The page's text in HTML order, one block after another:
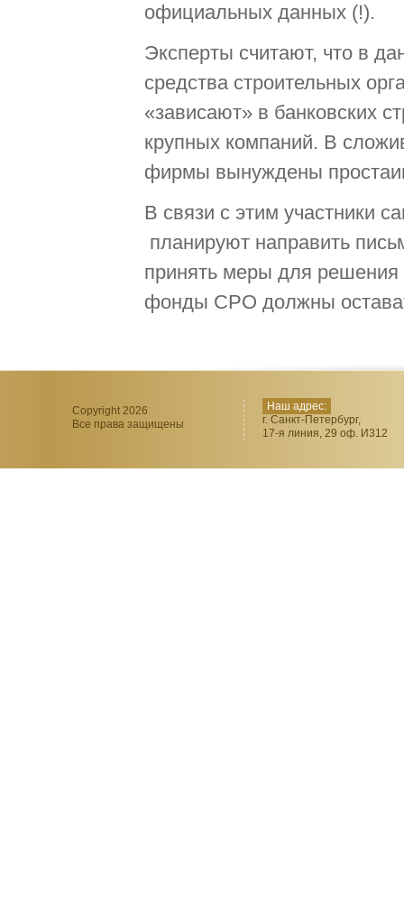
официальных данных (!).
Эксперты считают, что в
средства строительных
«зависают» в банковских
крупных компаний. В
фирмы вынуждены
В связи с этим участники
планируют направить
принять меры для
фонды СРО должны
Copyright 2026
Все права защищены
Наш адрес:
г. Санкт-Петербург,
17-я линия, 29 оф. И312